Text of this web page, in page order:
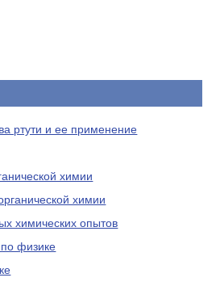
ртути и ее применение
химии
химии
химических опытов
физике